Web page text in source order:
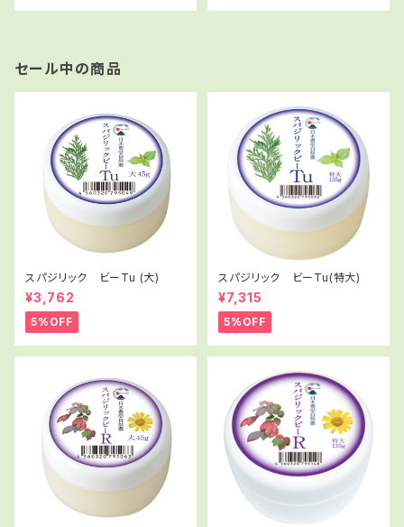
セール中の商品
スパジリック ビーTu (大)
¥3,762
5%OFF
スパジリック ビーTu(特大)
¥7,315
5%OFF